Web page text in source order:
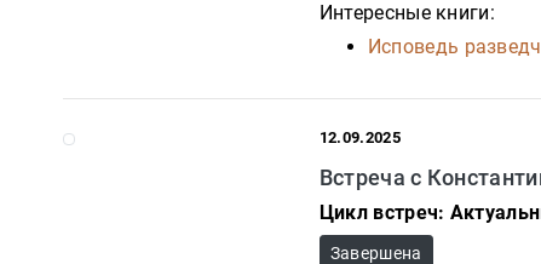
Интересные книги:
Исповедь
12.09.2025
Встреча с
Цикл встреч:
Завершена
Красота
здоровье